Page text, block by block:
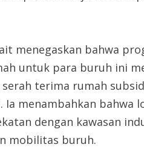
menegaskan bahwa
untuk para buruh ini
terima rumah
Ia menambahkan bahwa
dengan kawasan
mobilitas buruh.